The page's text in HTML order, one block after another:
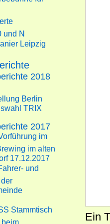
Ein
und N
Leipzig
2018
Berlin
TRIX
2017
im
im alten
17.12.2017
und
der
Stammtisch
beim